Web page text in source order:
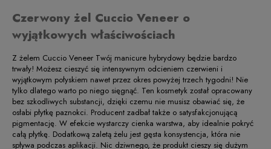
Czerwony żel Cuccio Veneer o
wyjątkowych właściwościach
Z żelem Cuccio Veneer Twój manicure hybrydowy będzie bardzo
trwały! Możesz cieszyć się intensywnym odcieniem czerwieni i
wyjątkowym połyskiem nawet przez okres powyżej trzech tygodni! Nie
tylko dlatego warto po niego sięgnąć. Ten kosmetyk został opracowany
bez szkodliwych substancji, dzięki czemu nie musisz obawiać się, że
osłabi płytkę paznokci. Producent zadbał także o satysfakcjonującą
pigmentację. W efekcie wystarczy cienka warstwa, aby idealnie pokryć
całą płytkę. Dodatkową zaletą żelu jest gęsta konsystencja, która nie
spływa podczas aplikacji. Nic dziwnego, że produkt cieszy się dużym